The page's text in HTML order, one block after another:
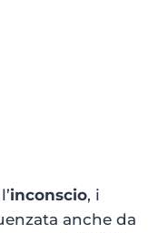
inconscio, i
anche da